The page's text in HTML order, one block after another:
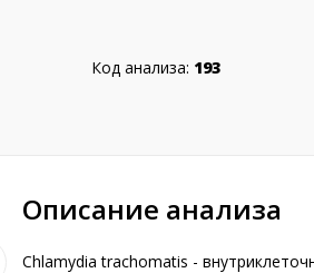
Код анализа: 193
Описание анализа
Chlamydia trachomatis -